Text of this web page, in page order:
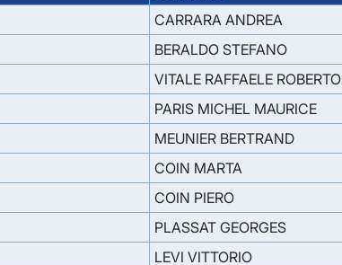
CARRARA ANDREA
BERALDO STEFANO
VITALE RAFFAELE ROBERTO
PARIS MICHEL MAURICE
MEUNIER BERTRAND
COIN MARTA
COIN PIERO
PLASSAT GEORGES
LEVI VITTORIO